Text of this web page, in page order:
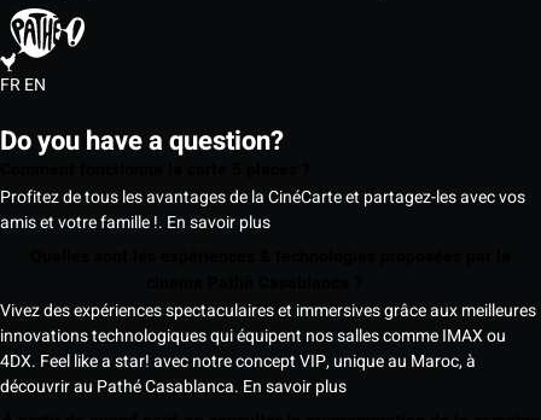
FREN
Do you have a question?
Profitez de tous les avantages de la CinéCarte et partagez-les avec vos
amis et votre famille !. En savoir plus
Vivez des expériences spectaculaires et immersives grâce aux meilleures
innovations technologiques qui équipent nos salles comme IMAX ou
4DX. Feel like a star! avec notre concept VIP, unique au Maroc, à
découvrir au Pathé Casablanca. En savoir plus